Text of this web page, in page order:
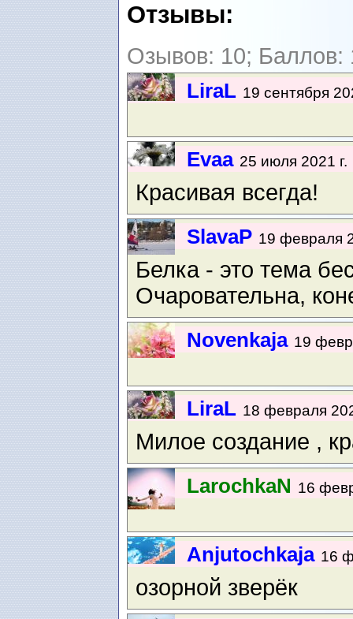
Отзывы:
Озывов: 10; Баллов:
LiraL 19 сентября
Evaa 25 июля 2021 г.
Красивая всегда!
SlavaP 19 февраля
Белка - это тема
Очаровательна,
Novenkaja 19
LiraL 18 февраля
Милое создание ,
LarochkaN 16
Anjutochkaja 16
озорной зверёк